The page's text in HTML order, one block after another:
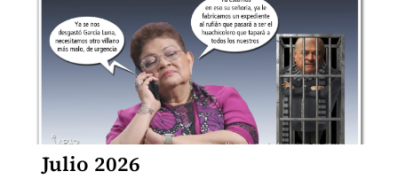
Julio 2026